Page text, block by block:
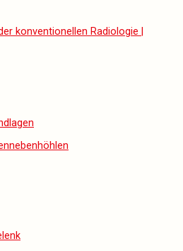
konventionellen Radiologie |